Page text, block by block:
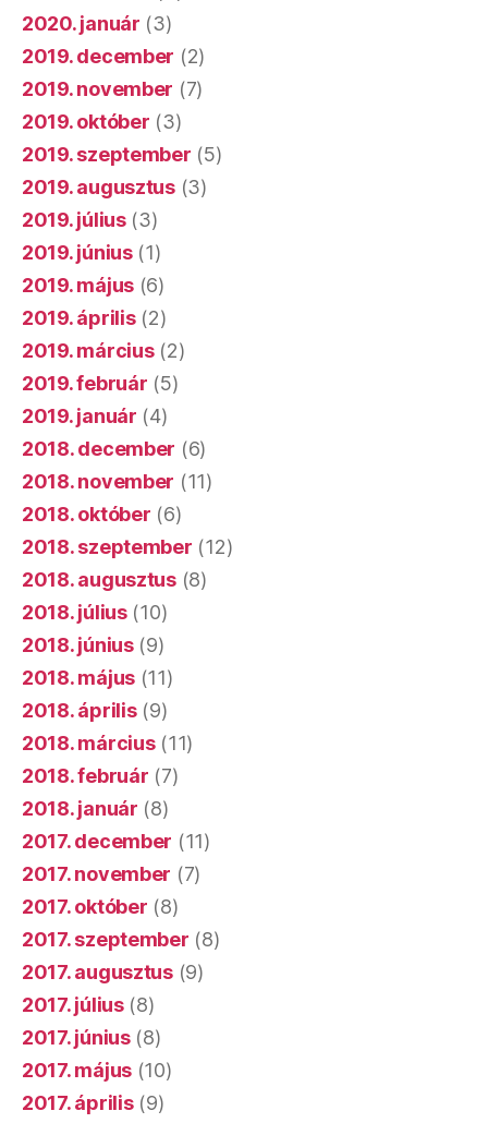
2020. január (3)
2019. december (2)
2019. november (7)
2019. október (3)
2019. szeptember (5)
2019. augusztus(3)
2019. július(3)
2019. június(1)
2019. május (6)
2019. április(2)
2019. március(2)
2019. február (5)
2019. január (4)
2018. december (6)
2018. november (11)
2018. október (6)
2018. szeptember (12)
2018. augusztus(8)
2018. július(10)
2018. június(9)
2018. május (11)
2018. április(9)
2018. március(11)
2018. február (7)
2018. január (8)
2017. december (11)
2017. november (7)
2017. október (8)
2017. szeptember (8)
2017. augusztus(9)
2017. július(8)
2017. június(8)
2017. május (10)
2017. április(9)